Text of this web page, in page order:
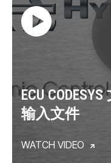
ECU
输入文件
WATCH VIDEO